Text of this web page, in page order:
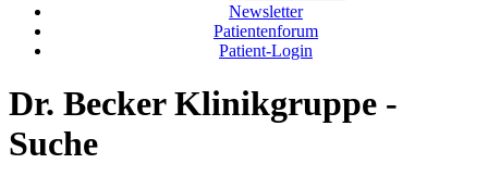
Newsletter
Patientenforum
Patient-Login
Dr. Becker Klinikgruppe -
Suche